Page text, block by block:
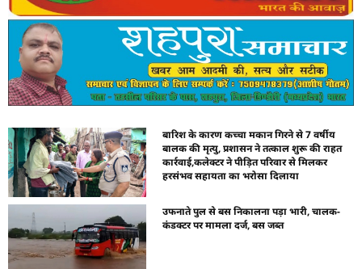
बारिश के कारण कच्चा मकान गिरने से 7 वर्षीय
बालक की मृत्यु, प्रशासन ने तत्काल शुरू की राहत
कार्रवाई,कलेक्टर ने पीड़ित परिवार से मिलकर
हरसंभव सहायता का भरोसा दिलाया
उफनाते पुल से बस निकालना पड़ा भारी, चालक-
कंडक्टर पर मामला दर्ज, बस जब्त